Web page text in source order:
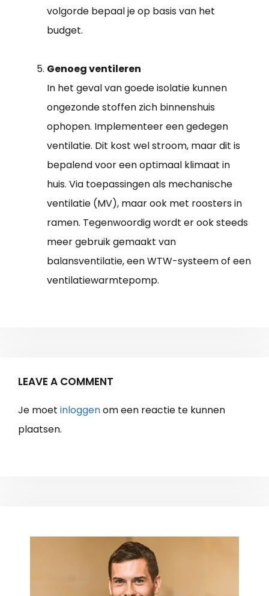
volgorde bepaal je op basis van het
budget.
Genoeg ventileren
In het geval van goede isolatie kunnen
ongezonde stoffen zich binnenshuis
ophopen. Implementeer een gedegen
ventilatie. Dit kost wel stroom, maar dit is
bepalend voor een optimaal klimaat in
huis. Via toepassingen als mechanische
ventilatie (MV), maar ook met roosters in
ramen. Tegenwoordig wordt er ook steeds
meer gebruik gemaakt van
balansventilatie, een WTW-systeem of een
ventilatiewarmtepomp.
LEAVE A COMMENT
Je moet inloggenom een reactie te kunnen
plaatsen.